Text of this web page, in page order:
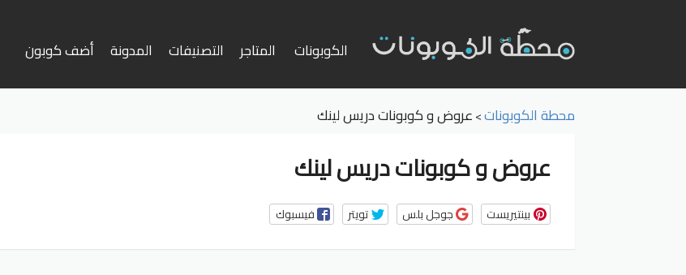
إلى
المحتوى
الكوبونات المتاجر التصنيفات المدونة أضف كوبون
محطة الكوبونات>عروض و كوبونات دريس لينك
عروض و كوبونات دريس لينك
فيسبوك تويتر جوجل بلس بينتيريست